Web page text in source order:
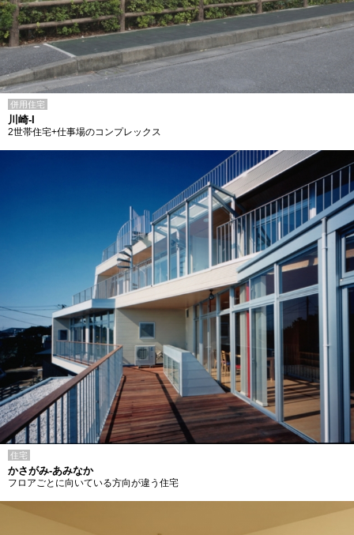
併用住宅
川崎-I
2世帯住宅+仕事場のコンプレックス
住宅
かさがみ-あみなか
フロアごとに向いている方向が違う住宅